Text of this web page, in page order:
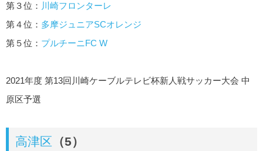
第３位： 川崎フロンターレ
第４位： 多摩ジュニアSCオレンジ
第５位： プルチーニFC W
2021年度 第13回川崎ケーブルテレビ杯新人戦サッカー大会 中
原区予選
高津区 （5）